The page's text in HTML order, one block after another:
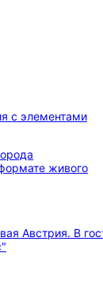
с элементами
живого